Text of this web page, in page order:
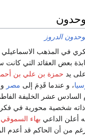
الدروز
في المذهب الاسماعيلي
بعض العقائد التي
يد حمزة بن علي بن
، و عندما قَدِمَ إلى مصر
السادس عشر الخليفة
ذاته شخصية محورية في فكر
أعلن الداعي بهاء السموقي
من أن الحاكم قد أعدم